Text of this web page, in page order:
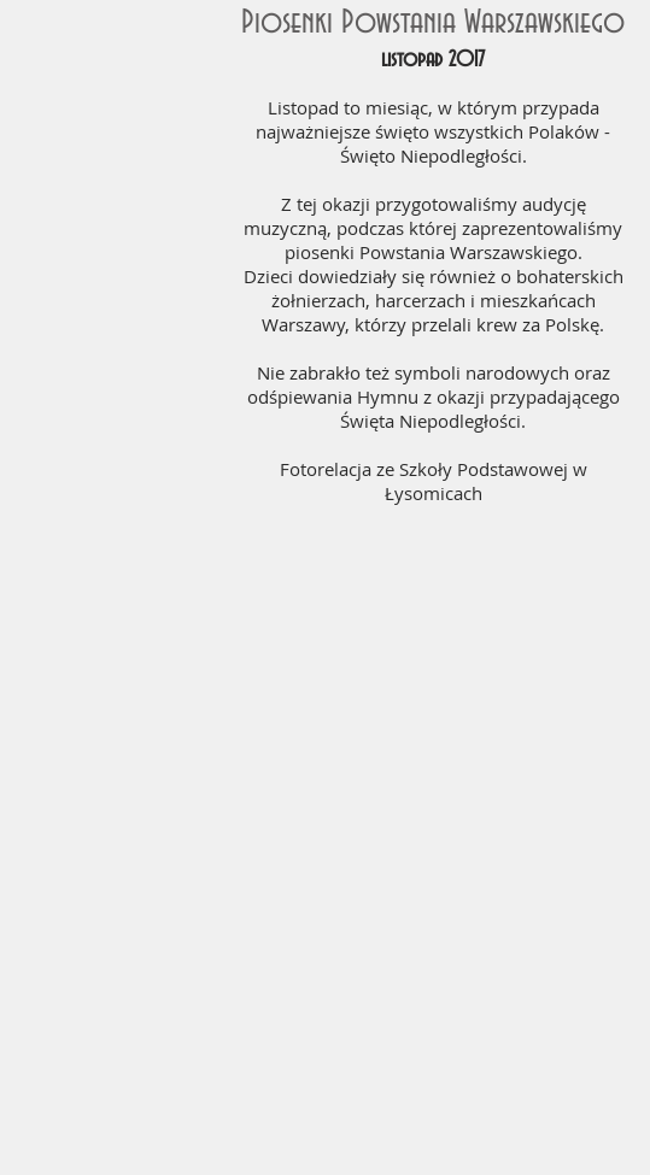
Piosenki Powstania Warszawskiego
listopad 2017
Listopad to miesiąc, w którym przypada
najważniejsze święto wszystkich Polaków -
Święto Niepodległości.
Z tej okazji przygotowaliśmy audycję
muzyczną, podczas której zaprezentowaliśmy
piosenki Powstania Warszawskiego.
Dzieci dowiedziały się również o bohaterskich
żołnierzach, harcerzach i mieszkańcach
Warszawy, którzy przelali krew za Polskę.
Nie zabrakło też symboli narodowych oraz
odśpiewania Hymnu z okazji przypadającego
Święta Niepodległości.
Fotorelacja ze Szkoły Podstawowej w
Łysomicach